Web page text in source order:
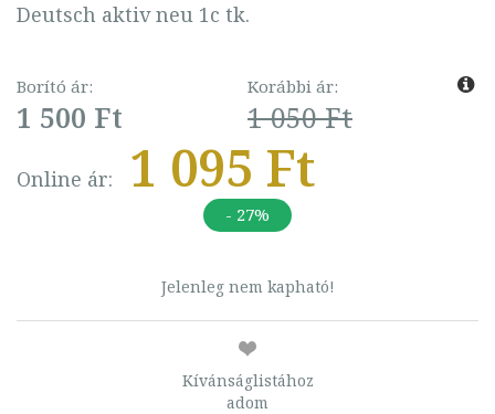
Deutsch aktiv neu 1c tk.
Borító ár:
1 500 Ft
Korábbi ár:
1 050 Ft
Online ár: 1 095 Ft
- 27%
Jelenleg nem kapható!
Kívánságlistához
adom